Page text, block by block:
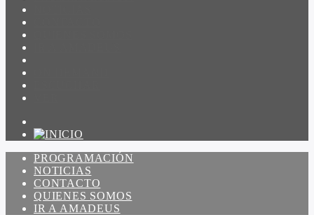
PROGRAMACIÓN
NOTICIAS
CONTACTO
QUIENES SOMOS
IR A AMADEUS